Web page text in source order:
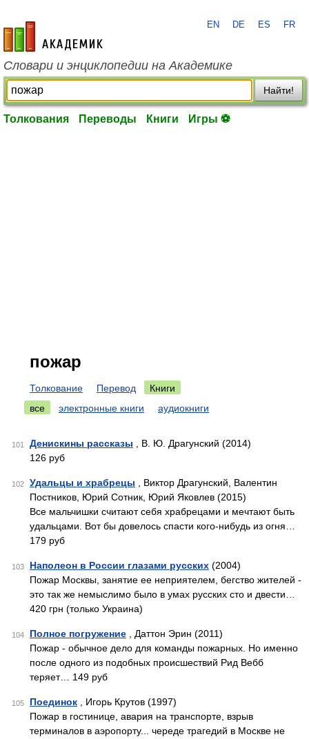
academic.ru
EN DE ES FR
Словари и энциклопедии на Академике
Найти!
Толкования Переводы Книги Игры ⚽
пожар
Толкование Перевод
Книги
все
электронные книги аудиокниги
101 Денискины рассказы , В. Ю. Драгунский (2014)
126 руб
102 Удальцы и храбрецы , Виктор Драгунский, Валентин
Постников, Юрий Сотник, Юрий Яковлев (2015)
Все мальчишки считают себя храбрецами и мечтают быть
удальцами. Вот бы довелось спасти кого-нибудь из огня…
179 руб
103 Наполеон в России глазами русских (2004)
Пожар Москвы, занятие ее неприятелем, бегство жителей -
это так же немыслимо было в умах русских сто и двести…
420 грн (только Украина)
104 Полное погружение , Даттон Эрин (2011)
Пожар - обычное дело для команды пожарных. Но именно
после одного из подобных происшествий Рид Вебб
теряет… 149 руб
105 Поединок , Игорь Крутов (1997)
Пожар в гостинице, авария на транспорте, взрыв
терминалов в аэропорту... череде трагедий в Москве не